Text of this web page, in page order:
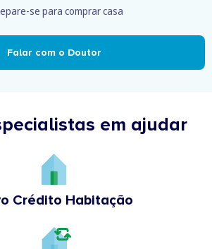
se para comprar casa
Falar com o Doutor
em ajudar
Crédito Habitação